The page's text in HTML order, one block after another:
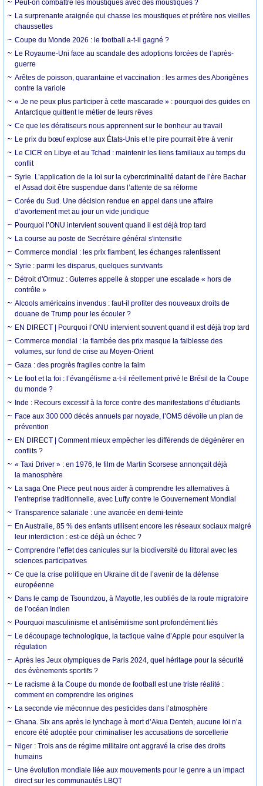
Peut-on combattre les moustiques avec des moustiques ?
La surprenante araignée qui chasse les moustiques et préfère nos vieilles
chaussettes
Coupe du Monde 2026 : le football a-t-il gagné ?
Le Royaume-Uni face au scandale des adoptions forcées de l’après-
guerre
Arêtes de poisson, quarantaine et vaccination : les armes des Aborigènes
contre la variole
« Je ne peux plus participer à cette mascarade » : pourquoi des guides en
Antarctique quittent le métier de leurs rêves
Ce que les dératiseurs nous apprennent sur le bonheur au travail
Le prix du bœuf explose aux États-Unis et le pire pourrait être à venir
Le CICR en Libye et au Tchad : maintenir les liens familiaux au temps du
conflit
Syrie. L’application de la loi sur la cybercriminalité datant de l’ère Bachar
el Assad doit être suspendue dans l’attente de sa réforme
Corée du Sud. Une décision rendue en appel dans une affaire
d’avortement met au jour un vide juridique
Pourquoi l’ONU intervient souvent quand il est déjà trop tard
La course au poste de Secrétaire général s'intensifie
Commerce mondial : les prix flambent, les échanges ralentissent
Syrie : parmi les disparus, quelques survivants
Détroit d'Ormuz : Guterres appelle à stopper une escalade « hors de
contrôle »
Alcools américains invendus : faut-il profiter des nouveaux droits de
douane de Trump pour les écouler ?
EN DIRECT | Pourquoi l’ONU intervient souvent quand il est déjà trop tard
Commerce mondial : la flambée des prix masque la faiblesse des
volumes, sur fond de crise au Moyen-Orient
Gaza : des progrès fragiles contre la faim
Le foot et la foi : l’évangélisme a-t-il réellement privé le Brésil de la Coupe
du monde ?
Inde : Recours excessif à la force contre des manifestations d’étudiants
Face aux 300 000 décès annuels par noyade, l’OMS dévoile un plan de
prévention
EN DIRECT | Comment mieux empêcher les différends de dégénérer en
conflits ?
« Taxi Driver » : en 1976, le film de Martin Scorsese annonçait déjà
la manosphère
La saga One Piece peut nous aider à comprendre les alternatives à
l’entreprise traditionnelle, avec Luffy contre le Gouvernement Mondial
Transparence salariale : une avancée en demi-teinte
En Australie, 85 % des enfants utilisent encore les réseaux sociaux malgré
leur interdiction : est-ce déjà un échec ?
Comprendre l’effet des canicules sur la biodiversité du littoral avec les
sciences participatives
Ce que la crise politique en Ukraine dit de l’avenir de la défense
européenne
Dans le camp de Tsoundzou, à Mayotte, les oubliés de la route migratoire
de l’océan Indien
Pourquoi masculinisme et antisémitisme sont profondément liés
Le découpage technologique, la tactique vaine d’Apple pour esquiver la
régulation
Après les Jeux olympiques de Paris 2024, quel héritage pour la sécurité
des évènements sportifs ?
Le racisme à la Coupe du monde de football est une triste réalité :
comment en comprendre les origines
La seconde vie méconnue des pesticides dans l’atmosphère
Ghana. Six ans après le lynchage à mort d’Akua Denteh, aucune loi n’a
encore été adoptée pour criminaliser les accusations de sorcellerie
Niger : Trois ans de régime militaire ont aggravé la crise des droits
humains
Une évolution mondiale liée aux mouvements pour le genre a un impact
direct sur les communautés LBQT